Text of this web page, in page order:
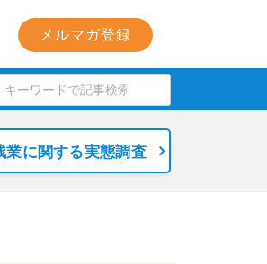
メルマガ登録
業に関する実態調査